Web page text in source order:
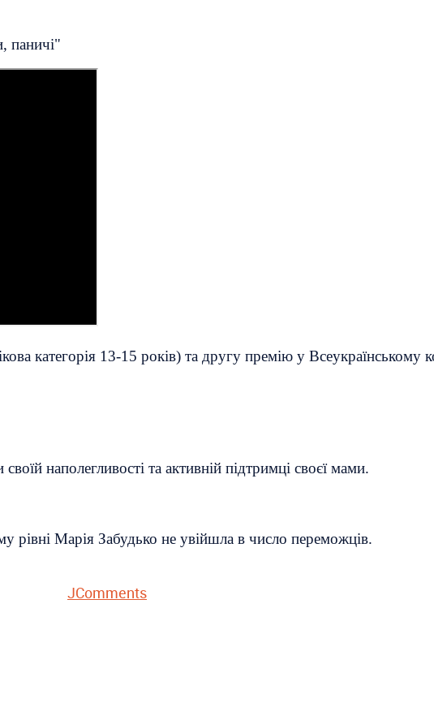
паничі"
категорія 13-15 років) та другу премію у Всеукраїнському
наполегливості та активній підтримці своєї мами.
рівні Марія Забудько не увійшла в число переможців.
JComments